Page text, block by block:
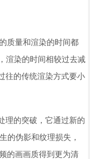
质量和渲染的时间都
渲染的时间相较过去减
往的传统渲染方式要小
理的突破，它通过新的
的伪影和纹理损失，
的画画质得到更为清